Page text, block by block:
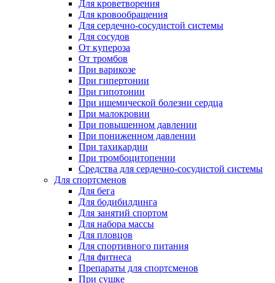
Для кроветворения
Для кровообращения
Для сердечно-сосудистой системы
Для сосудов
От купероза
От тромбов
При варикозе
При гипертонии
При гипотонии
При ишемической болезни сердца
При малокровии
При повышенном давлении
При пониженном давлении
При тахикардии
При тромбоцитопении
Средства для сердечно-сосудистой системы
Для спортсменов
Для бега
Для бодибилдинга
Для занятий спортом
Для набора массы
Для пловцов
Для спортивного питания
Для фитнеса
Препараты для спортсменов
При сушке